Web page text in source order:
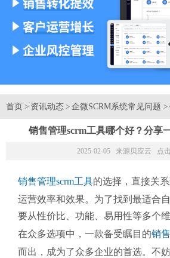
首页 > 资讯动态 > 企微SCRM系统常见问题
销售管理scrm工具哪个好？分享
2025-02-05 来源贝应云 点
销售管理scrm工具的选择，直接关
运营效率和效果。为了找到最适合
要从性价比、功能、易用性等多个
在众多选项中，一款备受瞩目的销
而出，成为了众多企业的首选。不